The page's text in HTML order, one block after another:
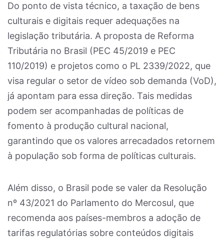
Do ponto de vista técnico, a taxação de bens
culturais e digitais requer adequações na
legislação tributária. A proposta de Reforma
Tributária no Brasil (PEC 45/2019 e PEC
110/2019) e projetos como o PL 2339/2022, que
visa regular o setor de vídeo sob demanda (VoD),
já apontam para essa direção. Tais medidas
podem ser acompanhadas de políticas de
fomento à produção cultural nacional,
garantindo que os valores arrecadados retornem
à população sob forma de políticas culturais.
Além disso, o Brasil pode se valer da Resolução
nº 43/2021 do Parlamento do Mercosul, que
recomenda aos países-membros a adoção de
tarifas regulatórias sobre conteúdos digitais